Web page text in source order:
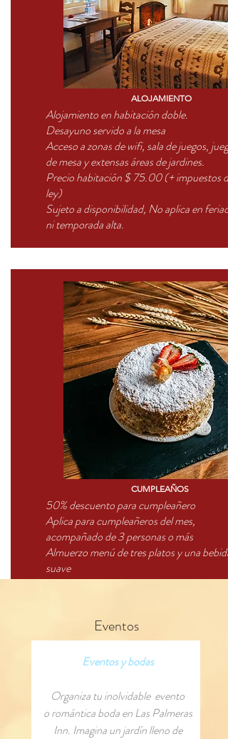
ALOJAMIENTO
Alojamiento en habitación doble.
Desayuno servido a la mesa
Acceso a zonas de wifi, sala de juegos,
de mesa y extensas áreas de jardines.
Precio habitación $ 75.00 (+ impuestos de
ley)
Sujeto a disponibilidad, No aplica en
ni temporada alta.
CUMPLEAÑOS
50% descuento para cumpleañero
Aplica para cumpleañeros del mes,
acompañado de 3 personas o más
Almuerzo menú de tres platos y una bebida
suave
Precio $20.00 (+ impuestos de ley)
Eventos
Eventos y bodas
Organiza tu inolvidable evento
o romántica boda en Las Palmeras
Inn. Imagina un jardín lleno de